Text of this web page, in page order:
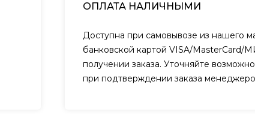
ОПЛАТА НАЛИЧНЫМИ
Доступна при самовывозе из нашего
банковской картой VISA/MasterCard/
получении заказа. Уточняйте
при подтверждении заказа